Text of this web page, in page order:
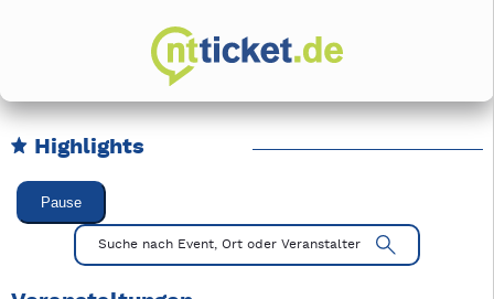
Highlights
Karussell Veranstaltungen überspringen
Pause
Mit Tab zu den Steuerelementen wechseln. Mit Pfeiltasten
Suche nach Event, Ort oder Veranstalter